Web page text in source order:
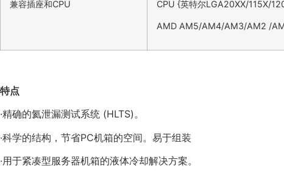
兼容插座和CPU CPU {英特尔LGA20XX/115X/
AMD AM5/AM4/AM3/AM2 /
特点
·精确的氦泄漏测试系统 (HLTS)。
·科学的结构，节省PC机箱的空间。易于组装
·用于紧凑型服务器机箱的液体冷却解决方案。